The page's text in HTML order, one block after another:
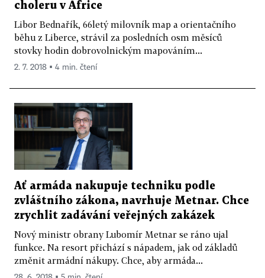
choleru v Africe
Libor Bednařík, 66letý milovník map a orientačního
běhu z Liberce, strávil za posledních osm měsíců
stovky hodin dobrovolnickým mapováním...
2. 7. 2018 ▪ 4 min. čtení
Ať armáda nakupuje techniku podle
zvláštního zákona, navrhuje Metnar. Chce
zrychlit zadávání veřejných zakázek
Nový ministr obrany Lubomír Metnar se ráno ujal
funkce. Na resort přichází s nápadem, jak od základů
změnit armádní nákupy. Chce, aby armáda...